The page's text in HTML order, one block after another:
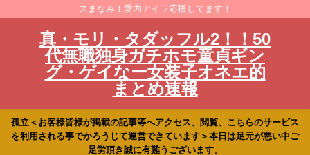
スまなみ！愛内アイラ応援してます！
真・モリ・タダッフル2！！50
代無職独身ガチホモ童貞ギン
グ・ゲイなー女装子オネエ的
まとめ速報
孤立＜お客様皆様が掲載の記事等へアクセス、閲覧、こちらのサービス
を利用される事でかろうじて運営できています＞本日は足元が悪い中ご
足労頂き誠に有難うございます。